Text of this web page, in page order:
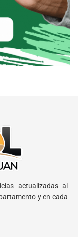
actualizadas al
y en cada